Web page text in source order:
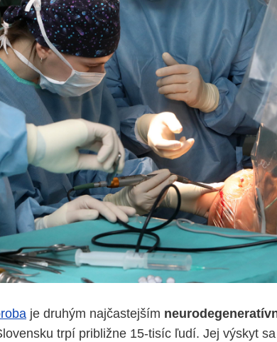
je druhým najčastejším
trpí približne 15-tisíc ľudí. Jej výskyt